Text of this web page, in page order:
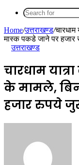
Home/उत्तराखण्ड/चारधाम
मास्क पकडे जाने पर हजार
उत्तराखण्ड
चारधाम
के मामले,
हजार रुपये